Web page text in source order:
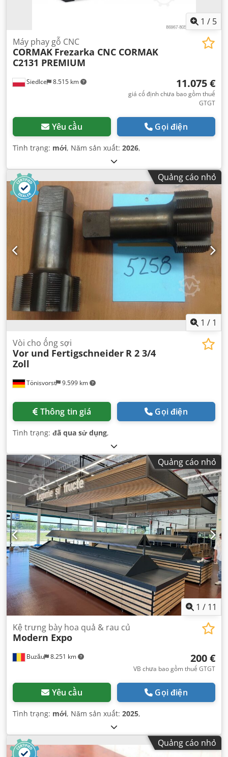
1 / 5
Siedlce 8.515 km
Máy phay gỗ CNC
CORMAK Frezarka CNC CORMAK
C2131 PREMIUM
11.075 €
giá cố định chưa bao gồm thuế
GTGT
Yêu cầu Gọi điện
Tình trạng: mới, Năm sản xuất: 2026,
Quảng cáo nhỏ
1 / 1
Tönisvorst 9.599 km
Vòi cho ống sợi
Vor und Fertigschneider R 2 3/4
Zoll
Thông tin giá Gọi điện
Tình trạng: đã qua sử dụng,
Quảng cáo nhỏ
1 / 11
Buzău 8.251 km
Kệ trưng bày hoa quả & rau củ
Modern Expo
200 €
VB chưa bao gồm thuế GTGT
Yêu cầu Gọi điện
Tình trạng: mới, Năm sản xuất: 2025,
Quảng cáo nhỏ